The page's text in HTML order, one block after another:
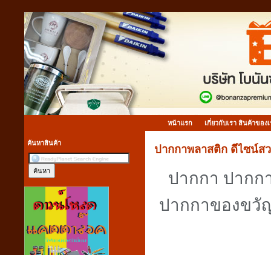
หน้าแรก เกี่ยวกับเรา สินค้าของเ
ค้นหาสินค้า
ปากกาพลาสติก ดีไซน์ส
ปากกา ปากก
ปากกาของขวั